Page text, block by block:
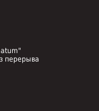
перерыва